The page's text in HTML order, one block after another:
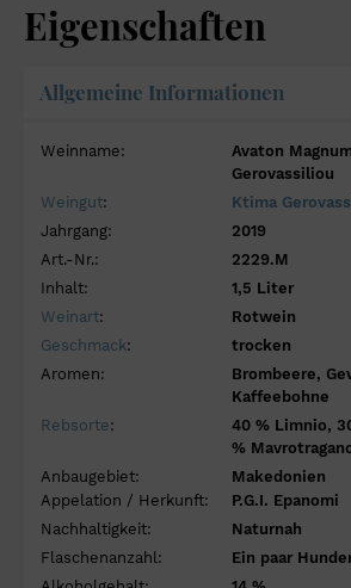
Eigenschaften
Allgemeine Informationen
Weinname:
Avaton
Gerovassiliou
Weingut:
Ktima
Jahrgang:
2019
Art.-Nr.:
2229.M
Inhalt:
1,5 Liter
Weinart:
Rotwein
Geschmack:
trocken
Aromen:
Brombeere,
Kaffeebohne
Rebsorte:
40 % Limnio,
%
Anbaugebiet:
Makedonien
Appelation / Herkunft:
P.G.I. Epanomi
Nachhaltigkeit:
Naturnah
Flaschenanzahl:
Ein paar